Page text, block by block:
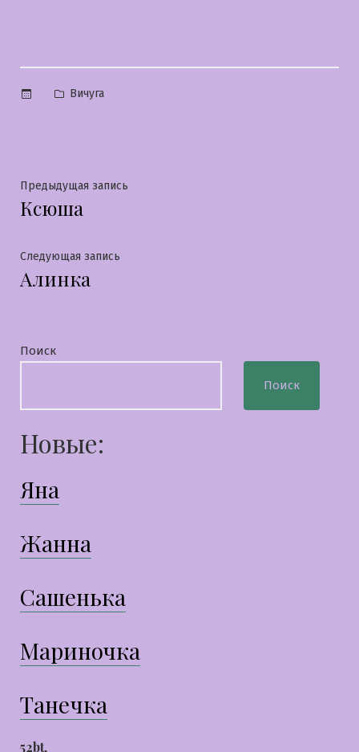
Опубликовано
Вичуга
Навигация
по
записям
Предыдущая запись
Ксюша
Следующая запись
Алинка
Поиск
Поиск
Новые:
Яна
Жанна
Сашенька
Мариночка
Танечка
52bt,